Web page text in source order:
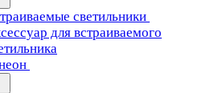
светильники
для встраиваемого